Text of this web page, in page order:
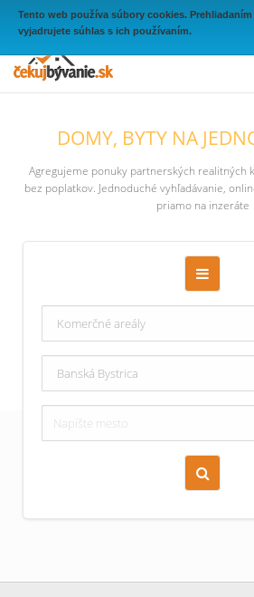
Tento web používa súbory cookies. Prehliadaním
vyjadrujete súhlas s ich používaním.
DOMY, BYTY NA
Agregujeme ponuky partnerských realitných
bez poplatkov. Jednoduché vyhľadávanie,
priamo na inzeráte
Zoraď podľa času pridania